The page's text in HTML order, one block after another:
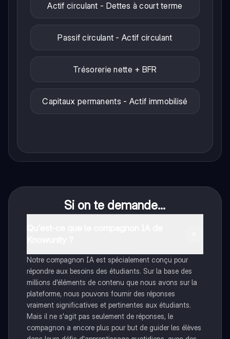
Actif circulant - Dettes à court terme
Passif circulant - Actif circulant
Trésorerie nette + BFR
Capitaux permanents - Actif immobilisé
Si on te demande...
Notre compagnon IA est spécialement conçu pour
répondre aux besoins des étudiants. Sur la base des
millions d'éléments de contenu que nous avons sur la
plateforme, nous pouvons fournir des réponses
vraiment significatives et pertinentes aux étudiants.
Mais il ne s'agit pas seulement de réponses, le
compagnon a encore plus pour but de guider les élèves